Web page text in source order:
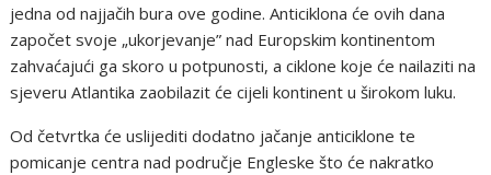
jedna od najjačih bura ove godine. Anticiklona će ovih dana
započet svoje „ukorjevanje” nad Europskim kontinentom
zahvaćajući ga skoro u potpunosti, a ciklone koje će nailaziti na
sjeveru Atlantika zaobilazit će cijeli kontinent u širokom luku.
Od četvrtka će uslijediti dodatno jačanje anticiklone te
pomicanje centra nad područje Engleske što će nakratko